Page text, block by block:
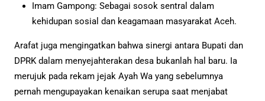
Imam Gampong: Sebagai sosok sentral dalam
kehidupan sosial dan keagamaan masyarakat Aceh.
Arafat juga mengingatkan bahwa sinergi antara Bupati dan
DPRK dalam menyejahterakan desa bukanlah hal baru. Ia
merujuk pada rekam jejak Ayah Wa yang sebelumnya
pernah mengupayakan kenaikan serupa saat menjabat